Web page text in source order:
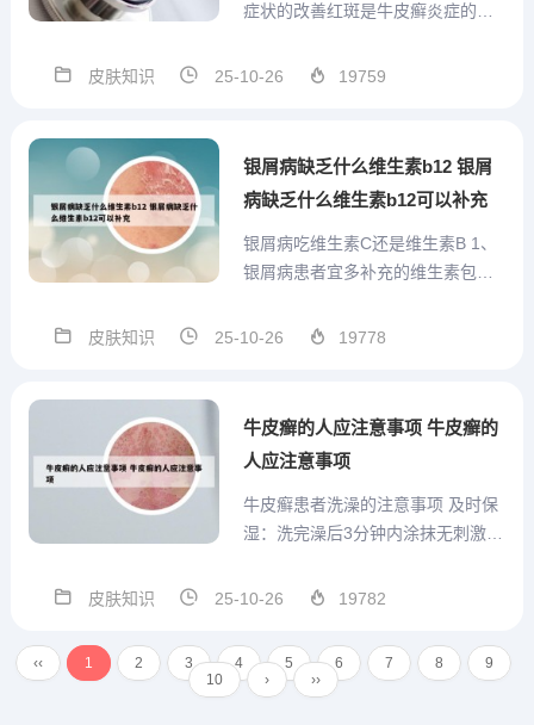
症状的改善红斑是牛皮癣炎症的典
浅或消失，说明炎症减轻。鳞屑作
趋于正常。瘙痒是患者常见困扰，
皮肤知识 25-10-26 19759
银屑病缺乏什么维生素b12 银屑
病缺乏什么维生素b12可以补充
银屑病吃维生素C还是维生素B 1、
银屑病患者宜多补充的维生素包括
生素A：维生素A为正常皮肤角化所
在饮食中应多补充些富含维生素A的
皮肤知识 25-10-26 19778
牛皮癣的人应注意事项 牛皮癣的
人应注意事项
牛皮癣患者洗澡的注意事项 及时保
湿：洗完澡后3分钟内涂抹无刺激的
品），锁住水分，缓解皮肤干燥。
剧烈运动，防止体温骤变加重皮肤
负担，建议静卧休息30分钟。 其他
皮肤知识 25-10-26 19782
‹‹ 1 2 3 4 5 6 7 8
9
10
› ››